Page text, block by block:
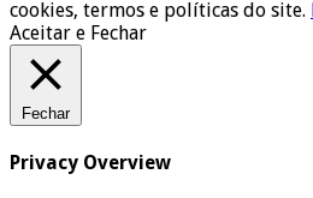
cookies, termos e políticas do site.
Aceitar e Fechar
Fechar
Privacy Overview